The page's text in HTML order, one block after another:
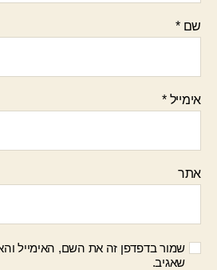
שם*
אימייל*
אתר
שמור בדפדפן זה את השם, האימייל
שאגיב.